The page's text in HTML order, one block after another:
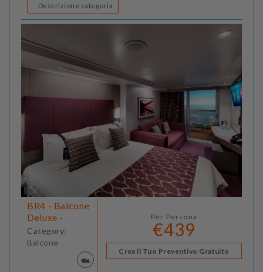
Descrizione categoria
BR4 - Balcone
Deluxe -
Category:
Balcone
Per Persona
€439
Crea il Tuo Preventivo Gratuito